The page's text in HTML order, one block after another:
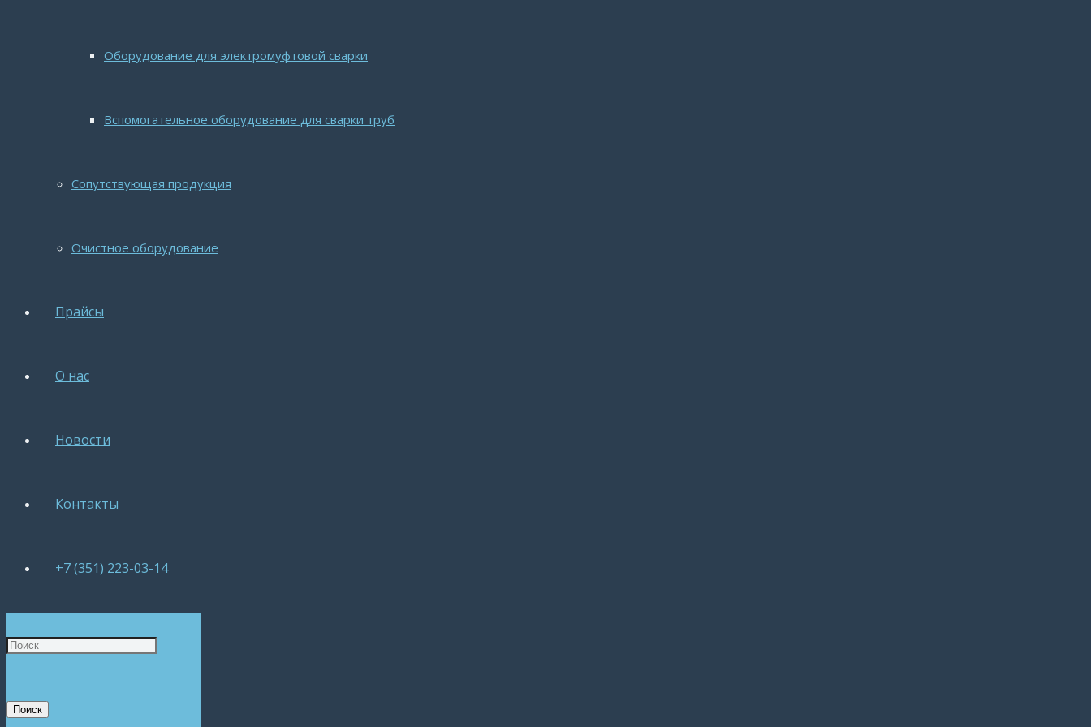
Оборудование для электромуфтовой сварки
Вспомогательное оборудование для сварки труб
Сопутствующая продукция
Очистное оборудование
Прайсы
О нас
Новости
Контакты
+7 (351) 223-03-14
Поиск